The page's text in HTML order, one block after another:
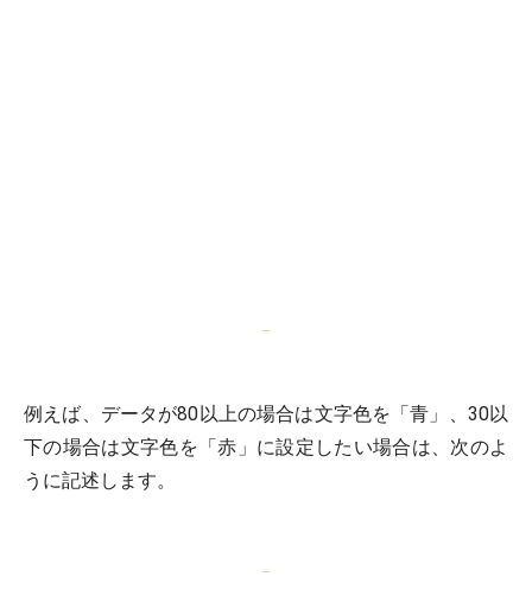
例えば、データが80以上の場合は文字色を「青」、30以
下の場合は文字色を「赤」に設定したい場合は、次のよ
うに記述します。